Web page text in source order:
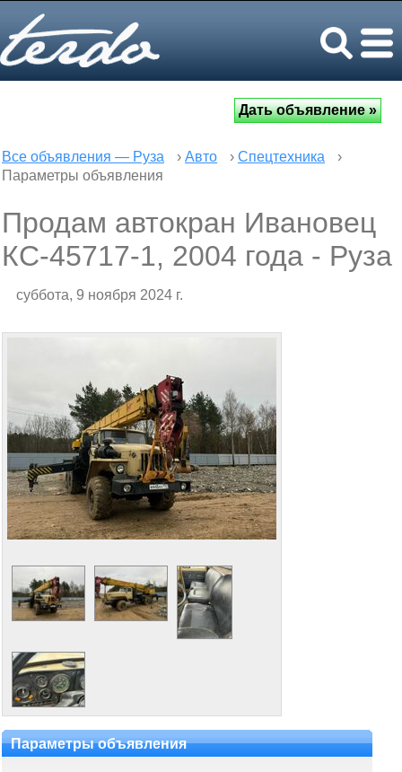
Все объявления — Руза › Авто › Спецтехника
›
Параметры объявления
Продам автокран Ивановец
КС-45717-1, 2004 года - Руза
суббота, 9 ноября 2024 г.
Параметры объявления